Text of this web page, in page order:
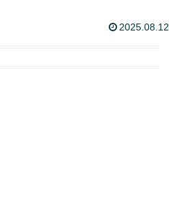
2025.08.12